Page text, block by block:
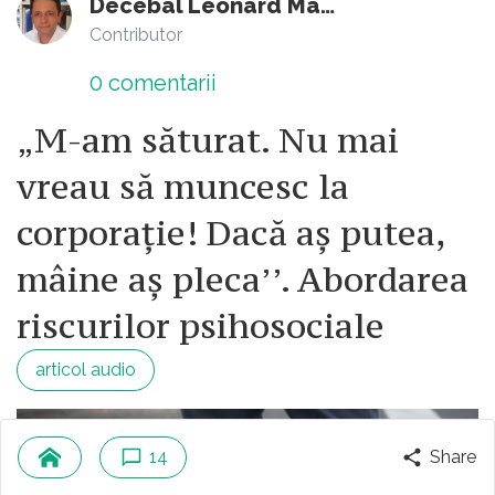
Decebal Leonard Marin
Contributor
0 comentarii
„M-am săturat. Nu mai
vreau să muncesc la
corporație! Dacă aș putea,
mâine aș pleca’’. Abordarea
riscurilor psihosociale
articol audio
14 Share